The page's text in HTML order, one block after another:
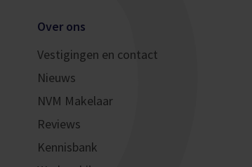
Over ons
Vestigingen en contact
Nieuws
NVM Makelaar
Reviews
Kennisbank